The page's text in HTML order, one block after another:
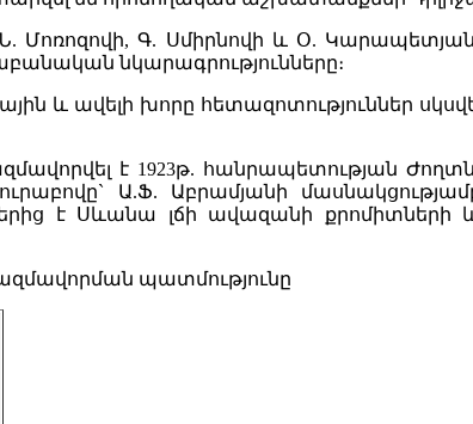
Գ. Սմիրնովի և Օ.
նկարագրությունները։
և ավելի խորը հետազոտություններ
է 1923թ. հանրապետության
Ա.Ֆ. Աբրամյանի
է Սևանա լճի ավազանի քրոմիտների
պատմությունը